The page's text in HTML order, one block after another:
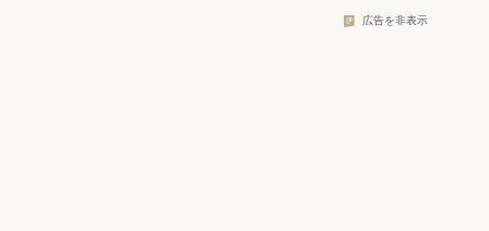
広告を非表示